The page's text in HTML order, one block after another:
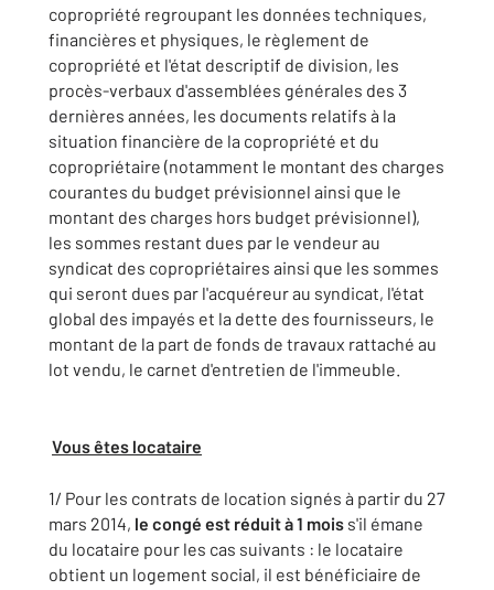
copropriété regroupant les données techniques,
financières et physiques, le règlement de
copropriété et l'état descriptif de division, les
procès-verbaux d'assemblées générales des 3
dernières années, les documents relatifs à la
situation financière de la copropriété et du
copropriétaire (notamment le montant des charges
courantes du budget prévisionnel ainsi que le
montant des charges hors budget prévisionnel),
les sommes restant dues par le vendeur au
syndicat des copropriétaires ainsi que les sommes
qui seront dues par l'acquéreur au syndicat, l'état
global des impayés et la dette des fournisseurs, le
montant de la part de fonds de travaux rattaché au
lot vendu, le carnet d'entretien de l'immeuble.
Vous êtes locataire
1/ Pour les contrats de location signés à partir du 27
mars 2014, le congé est réduit à 1 mois s'il émane
du locataire pour les cas suivants : le locataire
obtient un logement social, il est bénéficiaire de